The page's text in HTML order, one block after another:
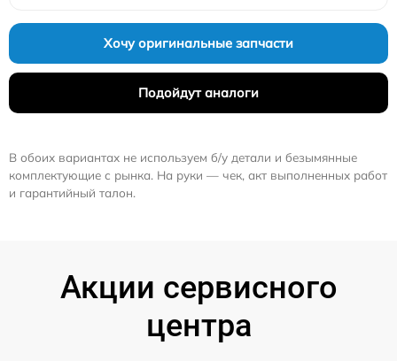
Хочу оригинальные запчасти
Подойдут аналоги
В обоих вариантах не используем б/у детали и безымянные
комплектующие с рынка. На руки — чек, акт выполненных работ
и гарантийный талон.
Акции сервисного
центра